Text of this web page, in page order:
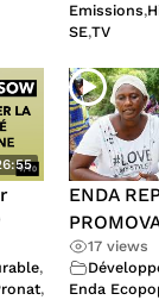
Emissions,
SE,TV
,
,
ENDA
17 views
Enda